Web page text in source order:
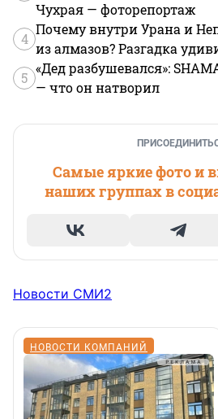
Чухрая — фоторепортаж
4
Почему внутри Урана и
из алмазов? Разгадка
5
«Дед разбушевался»:
— что он натворил
Самые яркие фото и
наших группах в
Новости СМИ2
НОВОСТИ КОМПАНИЙ